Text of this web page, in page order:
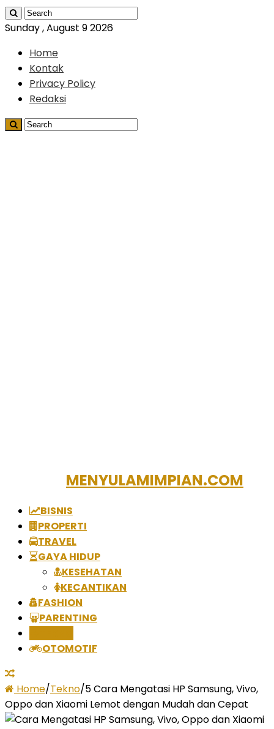
Sunday , August 9 2026
Home
Kontak
Privacy Policy
Redaksi
MENYULAMIMPIAN.COM
BISNIS
PROPERTI
TRAVEL
GAYA HIDUP
KESEHATAN
KECANTIKAN
FASHION
PARENTING
OTOMOTIF
Home/Tekno/5 Cara Mengatasi HP Samsung, Vivo,
Oppo dan Xiaomi Lemot dengan Mudah dan Cepat